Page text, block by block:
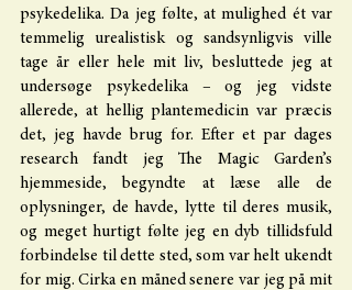
psykedelika. Da jeg følte, at mulighed ét var
temmelig urealistisk og sandsynligvis ville
tage år eller hele mit liv, besluttede jeg at
undersøge psykedelika – og jeg vidste
allerede, at hellig plantemedicin var præcis
det, jeg havde brug for. Efter et par dages
research fandt jeg The Magic Garden’s
hjemmeside, begyndte at læse alle de
oplysninger, de havde, lytte til deres musik,
og meget hurtigt følte jeg en dyb tillidsfuld
forbindelse til dette sted, som var helt ukendt
for mig. Cirka en måned senere var jeg på mit